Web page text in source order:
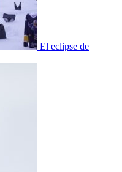
El eclipse de